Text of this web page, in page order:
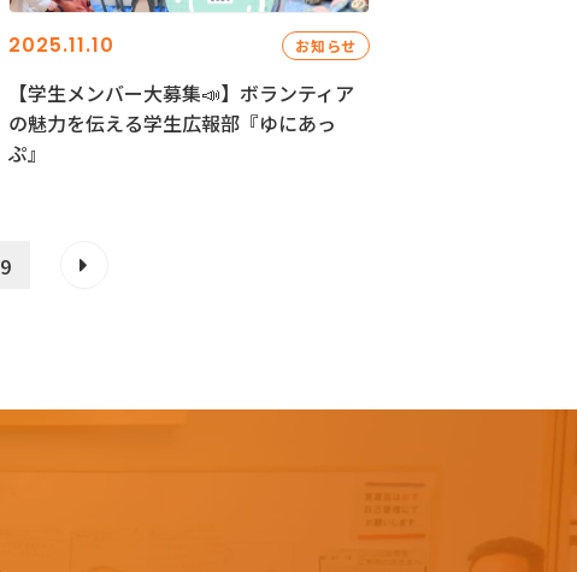
2025.11.10 お知らせ
【学生メンバー大募集📣】ボランティア
の魅力を伝える学生広報部『ゆにあっ
ぷ』
9